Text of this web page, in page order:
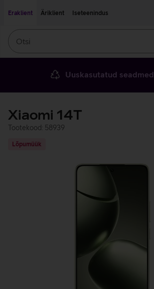
Eraklient
Äriklient Iseteenindus
Uuskasutatud seadmed
Xiaomi 14T
Tootekood: 58939
Lõpumüük